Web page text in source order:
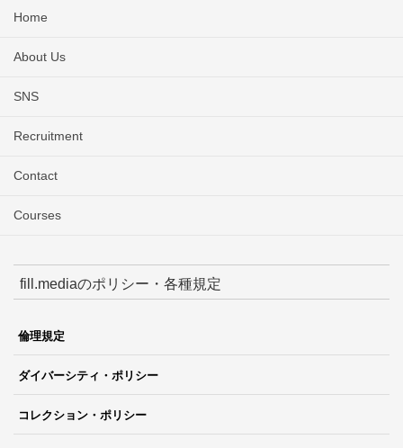
Home
About Us
SNS
Recruitment
Contact
Courses
fill.mediaのポリシー・各種規定
倫理規定
ダイバーシティ・ポリシー
コレクション・ポリシー